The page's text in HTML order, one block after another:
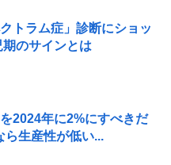
トラム症」診断にショッ
のサインとは
2024年に2%にすべきだ
ら生産性が低い...